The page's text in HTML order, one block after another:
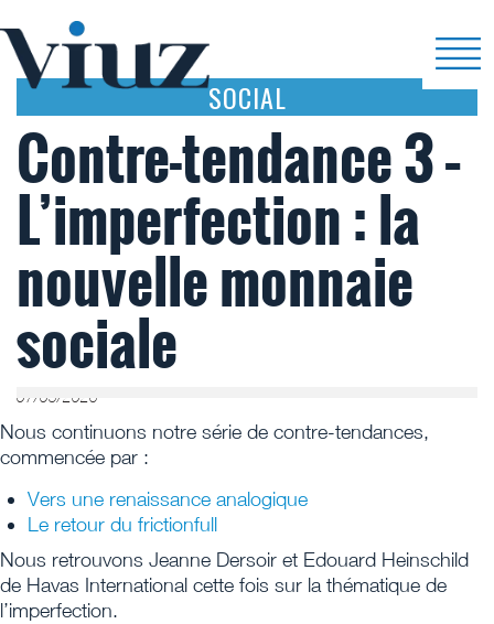
SOCIAL
Contre-tendance 3 –
L’imperfection : la
nouvelle monnaie
sociale
07/05/2026
Nous continuons notre série de contre-tendances,
commencée par :
Vers une renaissance analogique
Le retour du frictionfull
Nous retrouvons Jeanne Dersoir et Edouard Heinschild
de Havas International cette fois sur la thématique de
l’imperfection.